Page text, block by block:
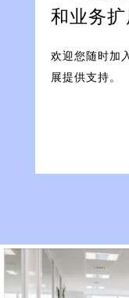
和业务扩
欢迎您随时加
展提供支持。